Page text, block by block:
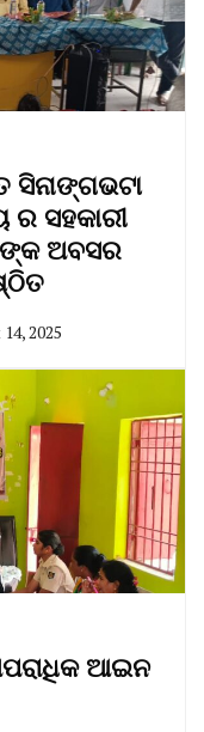
ସିନାଙ୍ଗଭଟା
ର ସହକାରୀ
ଙ୍କ ଅବସର
2025
ଆଇନ